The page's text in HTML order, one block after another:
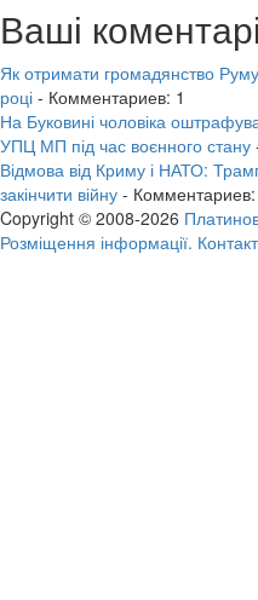
Ваші коментарі
Як отримати громадянство
році - Комментариев: 1
На Буковині чоловіка
УПЦ МП під час воєнного стану
Відмова від Криму і НАТО:
закінчити війну - Комментариев:
Copyright © 2008-2026
Розміщення інформації.